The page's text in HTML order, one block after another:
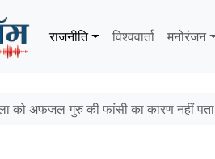
राजनीति
विश्ववार्ता मनोरंजन
को अफजल गुरु की फांसी का कारण नहीं पता